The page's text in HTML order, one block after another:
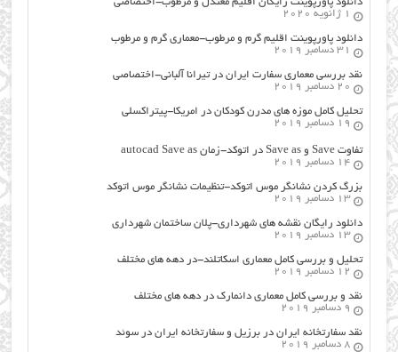
1 ژانویه 2020
دانلود پاورپوینت اقلیم گرم و مرطوب-معماری گرم و مرطوب
31 دسامبر 2019
نقد بررسی معماری سفارت ایران در تیرانا آلبانی-اختصاصی
20 دسامبر 2019
تحلیل کامل موزه های مدرن کودکان در امریکا-پیتراکسلی
19 دسامبر 2019
تفاوت Save و Save as در اتوکد-زمان autocad Save as
14 دسامبر 2019
بزرگ کردن نشانگر موس اتوکد-تنظیمات نشانگر موس اتوکد
13 دسامبر 2019
دانلود رایگان نقشه های شهرداری-پلان ساختمان شهرداری
13 دسامبر 2019
تحلیل و بررسی کامل معماری اسکاتلند-در دهه های مختلف
12 دسامبر 2019
نقد و بررسی کامل معماری دانمارک در دهه های مختلف
9 دسامبر 2019
نقد سفارتخانه ایران در برزیل و سفارتخانه ایران در سوئد
8 دسامبر 2019